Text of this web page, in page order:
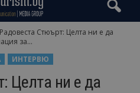
Радовеста Стюърт: Целта ни е да
за...
ИНТЕРВЮ
Целта ни е да